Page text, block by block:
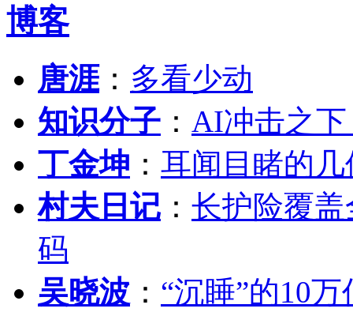
博客
唐涯： 多看少动
知识分子 ： AI冲击之
丁金坤 ： 耳闻目睹的
村夫日记 ： 长护险覆
码
吴晓波 ： “沉睡”的10